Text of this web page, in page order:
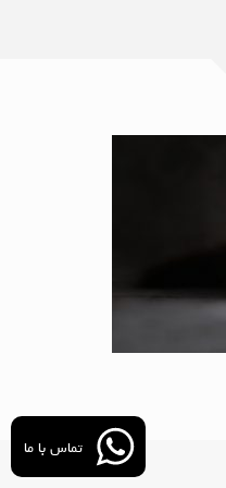
تماس با ما